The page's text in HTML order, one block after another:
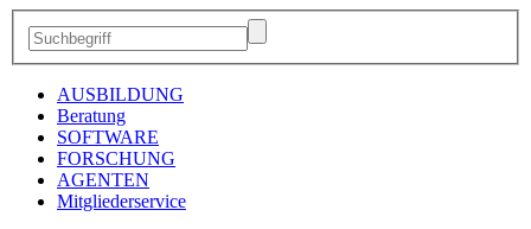
AUSBILDUNG
Beratung
SOFTWARE
FORSCHUNG
AGENTEN
Mitgliederservice